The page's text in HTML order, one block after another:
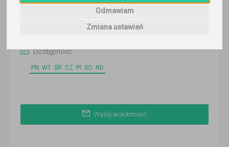
Odmawiam
Zmiana ustawień
Korepetytor prowadzi zajęcia online
Dostępność
PN WT ŚR CZ PI SO ND
Wyślij wiadomość